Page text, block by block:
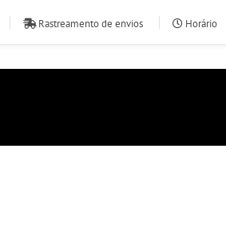
Rastreamento de envios Horário